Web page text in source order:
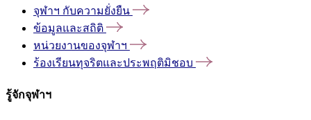
จุฬาฯ กับความยั่งยืน
ข้อมูลและสถิติ
หน่วยงานของจุฬาฯ
ร้องเรียนทุจริตและประพฤติมิชอบ
รู้จักจุฬาฯ